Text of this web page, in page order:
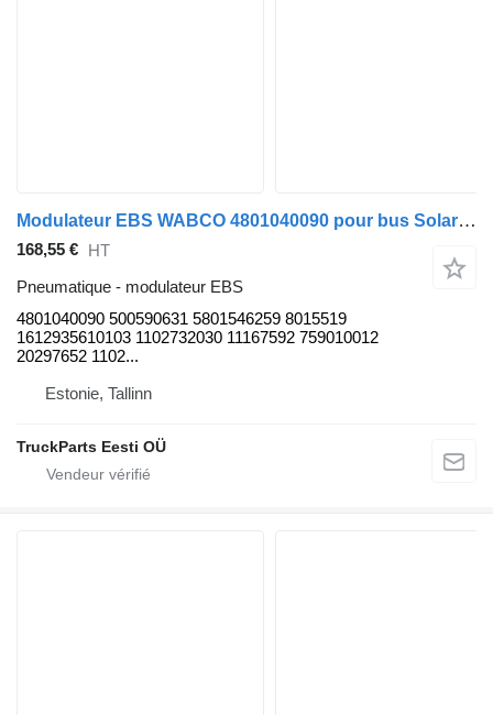
Modulateur EBS WABCO 4801040090 pour bus Solaris Urbino, Alpino, Vacanza (1999-)
168,55 € HT
Pneumatique - modulateur EBS
4801040090 500590631 5801546259 8015519
1612935610103 1102732030 11167592 759010012
20297652 1102...
Estonie, Tallinn
TruckParts Eesti OÜ